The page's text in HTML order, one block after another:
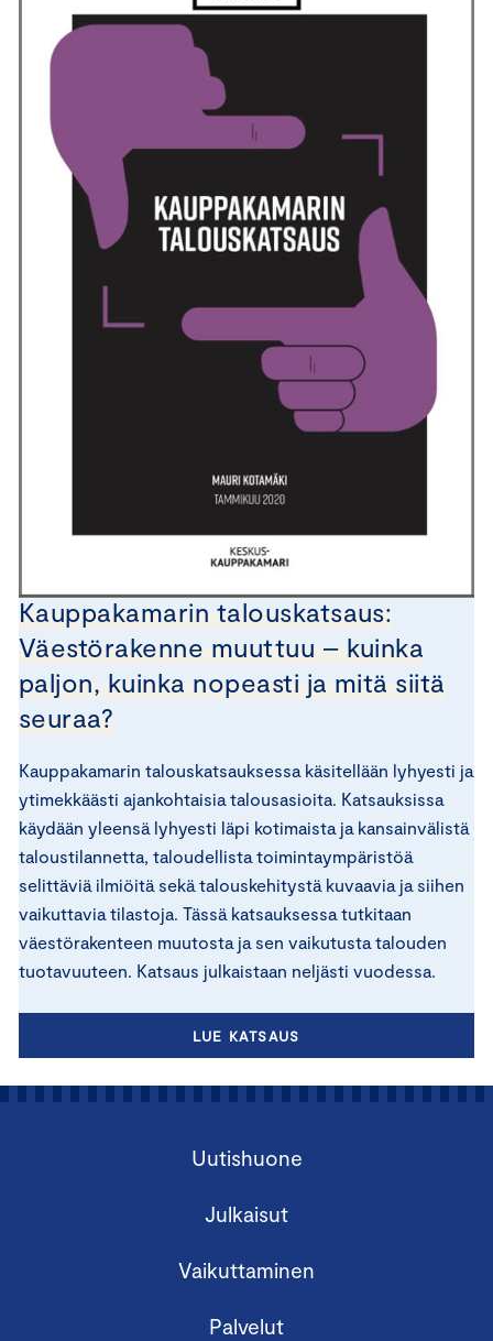
Kauppakamarin talouskatsaus:
Väestörakenne muuttuu – kuinka
paljon, kuinka nopeasti ja mitä siitä
seuraa?
Kauppakamarin talouskatsauksessa käsitellään lyhyesti ja
ytimekkäästi ajankohtaisia talousasioita. Katsauksissa
käydään yleensä lyhyesti läpi kotimaista ja kansainvälistä
taloustilannetta, taloudellista toimintaympäristöä
selittäviä ilmiöitä sekä talouskehitystä kuvaavia ja siihen
vaikuttavia tilastoja. Tässä katsauksessa tutkitaan
väestörakenteen muutosta ja sen vaikutusta talouden
tuotavuuteen. Katsaus julkaistaan neljästi vuodessa.
LUE KATSAUS
Uutishuone
Julkaisut
Vaikuttaminen
Palvelut